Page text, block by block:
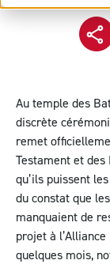
Au temple des
discrète
remet
Testament et
qu’ils puissent
du constat que
manquaient de
projet à
quelques mois,